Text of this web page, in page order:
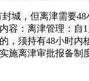
封城，但离津需要
容：离津管理：自
，须持有48小时内
施离津审批报备制